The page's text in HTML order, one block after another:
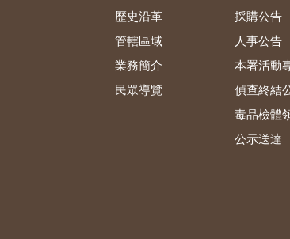
歷史沿革
管轄區域
業務簡介
民眾導覽
採購公告
人事公告
本署活動
偵查終結
毒品檢體
公示送達